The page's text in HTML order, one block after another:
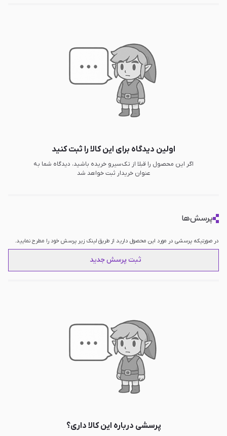
اولین دیدگاه برای این کالا را ثبت کنید
اگر این محصول را قبلا از تک‌سیرو خریده باشید، دیدگاه شما به
عنوان خریدار ثبت خواهد شد
پرسش‌ها
در صورتیکه پرسشی در مورد این محصول دارید از طریق لینک زیر پرسش خود را مطرح نمایید.
ثبت پرسش جدید
پرسشی درباره این کالا داری؟